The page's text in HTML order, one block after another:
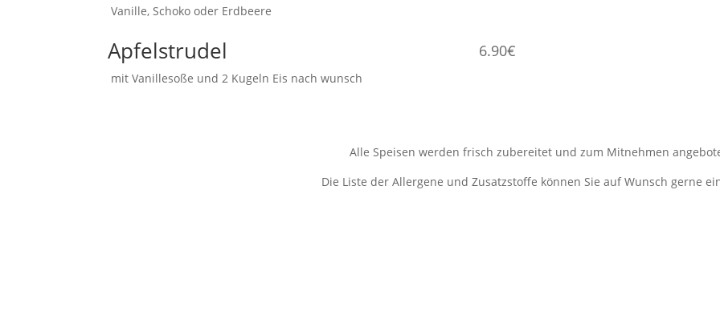
Vanille, Schoko oder Erdbeere
Apfelstrudel 6.90€
mit Vanillesoße und 2 Kugeln Eis nach wunsch
Alle Speisen werden frisch zubereitet und zum Mitnehmen
Die Liste der Allergene und Zusatzstoffe können Sie auf Wunsch gerne